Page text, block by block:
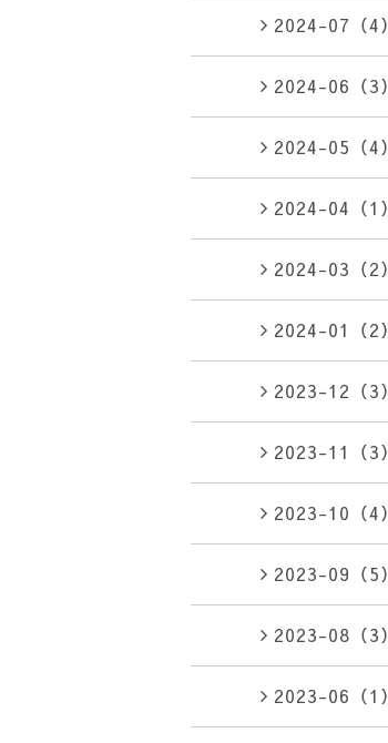
2024-07（4）
2024-06（3）
2024-05（4）
2024-04（1）
2024-03（2）
2024-01（2）
2023-12（3）
2023-11（3）
2023-10（4）
2023-09（5）
2023-08（3）
2023-06（1）